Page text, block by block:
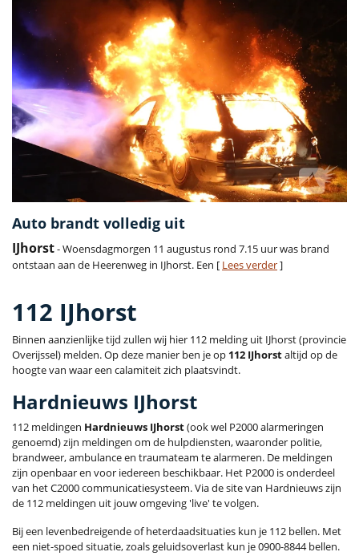
Auto brandt volledig uit
IJhorst- Woensdagmorgen 11 augustus rond 7.15 uur was brand
ontstaan aan de Heerenweg in IJhorst. Een [ Lees verder]
112 IJhorst
Binnen aanzienlijke tijd zullen wij hier 112 melding uit IJhorst (provincie
Overijssel) melden. Op deze manier ben je op 112 IJhorstaltijd op de
hoogte van waar een calamiteit zich plaatsvindt.
Hardnieuws IJhorst
112 meldingen Hardnieuws IJhorst(ook wel P2000 alarmeringen
genoemd) zijn meldingen om de hulpdiensten, waaronder politie,
brandweer, ambulance en traumateam te alarmeren. De meldingen
zijn openbaar en voor iedereen beschikbaar. Het P2000 is onderdeel
van het C2000 communicatiesysteem. Via de site van Hardnieuws zijn
de 112 meldingen uit jouw omgeving 'live' te volgen.
Bij een levenbedreigende of heterdaadsituaties kun je 112 bellen. Met
een niet-spoed situatie, zoals geluidsoverlast kun je 0900-8844 bellen.